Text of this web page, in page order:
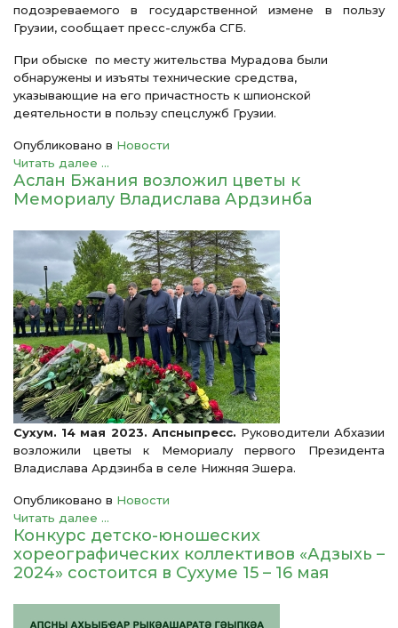
подозреваемого в государственной измене в пользу
Грузии, сообщает пресс-служба СГБ.
При обыске по месту жительства Мурадова были
обнаружены и изъяты технические средства,
указывающие на его причастность к шпионской
деятельности в пользу спецслужб Грузии.
Опубликовано в Новости
Читать далее ...
Аслан Бжания возложил цветы к
Мемориалу Владислава Ардзинба
Сухум. 14 мая 2023. Апсныпресс. Руководители Абхазии
возложили цветы к Мемориалу первого Президента
Владислава Ардзинба в селе Нижняя Эшера.
Опубликовано в Новости
Читать далее ...
Конкурс детско-юношеских
хореографических коллективов «Адзыхь –
2024» состоится в Сухуме 15 – 16 мая